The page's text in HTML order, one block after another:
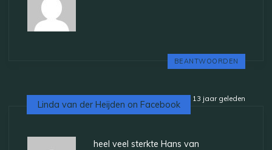
BEANTWOORDEN
13 jaar geleden
Linda van der Heijden on Facebook
heel veel sterkte Hans van